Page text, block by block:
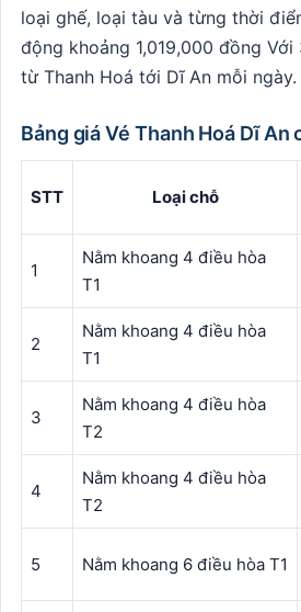
loại ghế, loại tàu và từng thời
động khoảng 1,019,000 đồng
từ Thanh Hoá tới Dĩ An mỗi ngày.
Bảng giá Vé Thanh Hoá Dĩ An
STT Loại chỗ
1
Nằm khoang 4 điều hòa
T1
2
Nằm khoang 4 điều hòa
T1
3
Nằm khoang 4 điều hòa
T2
4
Nằm khoang 4 điều hòa
T2
5 Nằm khoang 6 điều hòa T1